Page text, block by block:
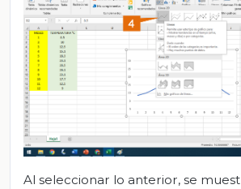
Al seleccionar lo anterior, se